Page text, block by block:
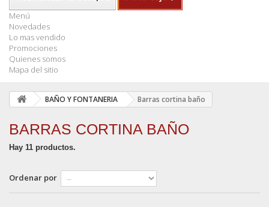
Menú
Novedades
Lo mas vendido
Promociones
Quienes somos
Mapa del sitio
BAÑO Y FONTANERIA Barras cortina baño
BARRAS CORTINA BAÑO
Hay 11 productos.
Ordenar por